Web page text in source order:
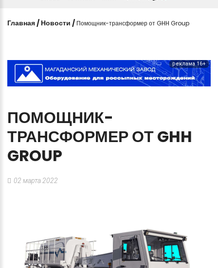
Главная / Новости / Помощник-трансформер от GHH Group
реклама 16+
ПОМОЩНИК-
ТРАНСФОРМЕРОТGHH
GROUP
02 марта 2022